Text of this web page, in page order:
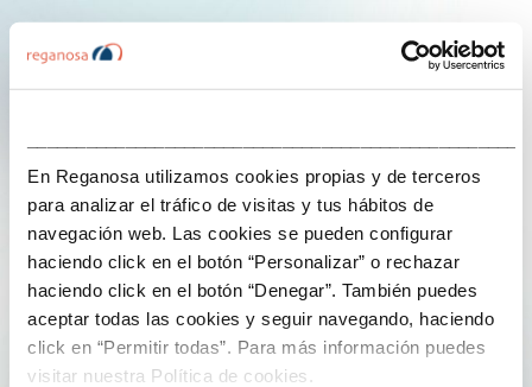
En Reganosa utilizamos cookies propias y de terceros
para analizar el tráfico de visitas y tus hábitos de
navegación web. Las cookies se pueden configurar
haciendo click en el botón “Personalizar” o rechazar
haciendo click en el botón “Denegar”. También puedes
aceptar todas las cookies y seguir navegando, haciendo
click en “Permitir todas”. Para más información puedes
visitar nuestra Política de cookies.
We tell you
24 de November de 2024
¿Qué es el almacenamiento de energía?